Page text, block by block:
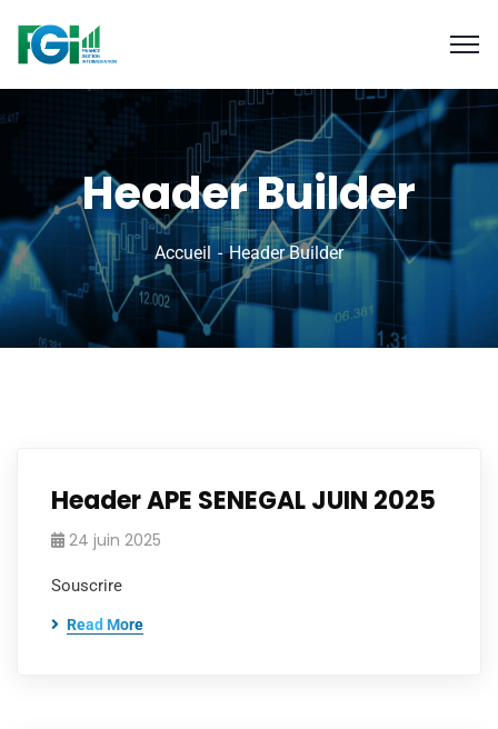
Header Builder
Accueil Header Builder
Header APE SENEGAL JUIN 2025
24 juin 2025
Souscrire
Read More